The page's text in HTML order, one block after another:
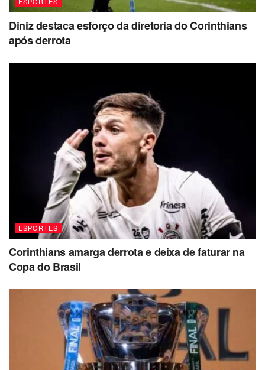
Diniz destaca esforço da diretoria do Corinthians
após derrota
ESPORTES
Corinthians amarga derrota e deixa de faturar na
Copa do Brasil